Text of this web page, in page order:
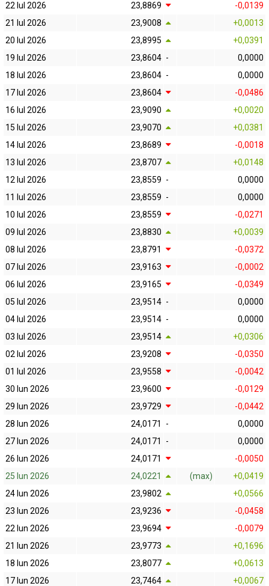
22 Iul 2026
23,8869
-0,0139
21 Iul 2026
23,9008
+0,0013
20 Iul 2026
23,8995
+0,0391
19 Iul 2026
23,8604 -
0,0000
18 Iul 2026
23,8604 -
0,0000
17 Iul 2026
23,8604
-0,0486
16 Iul 2026
23,9090
+0,0020
15 Iul 2026
23,9070
+0,0381
14 Iul 2026
23,8689
-0,0018
13 Iul 2026
23,8707
+0,0148
12 Iul 2026
23,8559 -
0,0000
11 Iul 2026
23,8559 -
0,0000
10 Iul 2026
23,8559
-0,0271
09 Iul 2026
23,8830
+0,0039
08 Iul 2026
23,8791
-0,0372
07 Iul 2026
23,9163
-0,0002
06 Iul 2026
23,9165
-0,0349
05 Iul 2026
23,9514 -
0,0000
04 Iul 2026
23,9514 -
0,0000
03 Iul 2026
23,9514
+0,0306
02 Iul 2026
23,9208
-0,0350
01 Iul 2026
23,9558
-0,0042
30 Iun 2026
23,9600
-0,0129
29 Iun 2026
23,9729
-0,0442
28 Iun 2026
24,0171 -
0,0000
27 Iun 2026
24,0171 -
0,0000
26 Iun 2026
24,0171
-0,0050
25 Iun 2026
24,0221 (max)
+0,0419
24 Iun 2026
23,9802
+0,0566
23 Iun 2026
23,9236
-0,0458
22 Iun 2026
23,9694
-0,0079
21 Iun 2026
23,9773
+0,1696
18 Iun 2026
23,8077
+0,0613
17 Iun 2026
23,7464
+0,0067